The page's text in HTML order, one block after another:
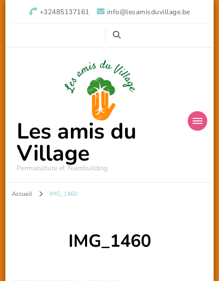
+32485137161 info@lesamisduvillage.be
Les amis du
Village
Permaculture et Teambuilding
Accueil IMG_1460
IMG_1460